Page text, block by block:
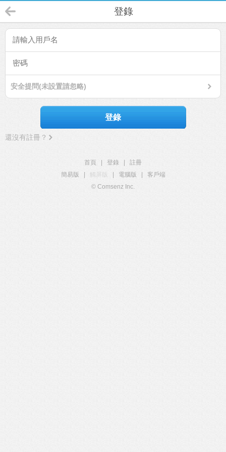
登錄
安全提問(未設置請忽略)
登錄
還沒有註冊？
首頁 登錄
註冊
簡易版
觸屏版 電腦版
客戶端
© Comsenz Inc.